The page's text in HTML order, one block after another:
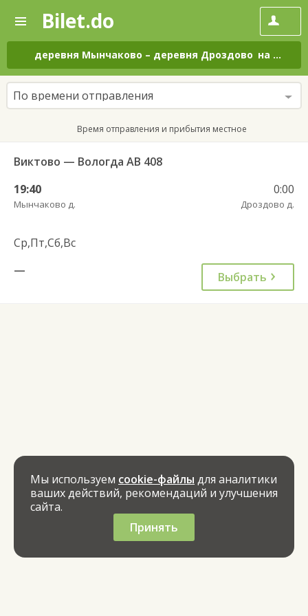
—
Поиск
и
покупка
билетов
на
автобус
онлайн
Bilet.do
деревня Мынчаково – деревня Дроздово на все дни
По времени отправления
Время отправления и прибытия местное
Виктово — Вологда АВ 408
19:40
Мынчаково д.
0:00
Дроздово д.
Ср,Пт,Сб,Вс
—
Выбрать
Мы используем cookie-файлы для аналитики
ваших действий, рекомендаций и улучшения
сайта.
Принять